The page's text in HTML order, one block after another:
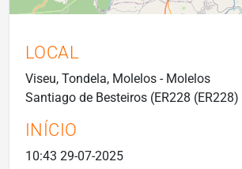
LOCAL
Viseu, Tondela, Molelos - Molelos
Santiago de Besteiros (ER228
INÍCIO
10:43 29-07-2025